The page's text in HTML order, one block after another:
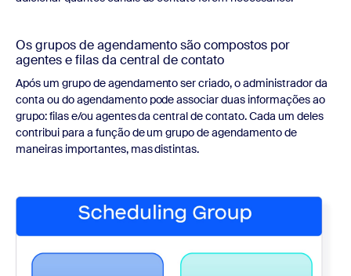
Os grupos de agendamento são compostos por
agentes e filas da central de contato
Após um grupo de agendamento ser criado, o administrador da
conta ou do agendamento pode associar duas informações ao
grupo: filas e/ou agentes da central de contato. Cada um deles
contribui para a função de um grupo de agendamento de
maneiras importantes, mas distintas.